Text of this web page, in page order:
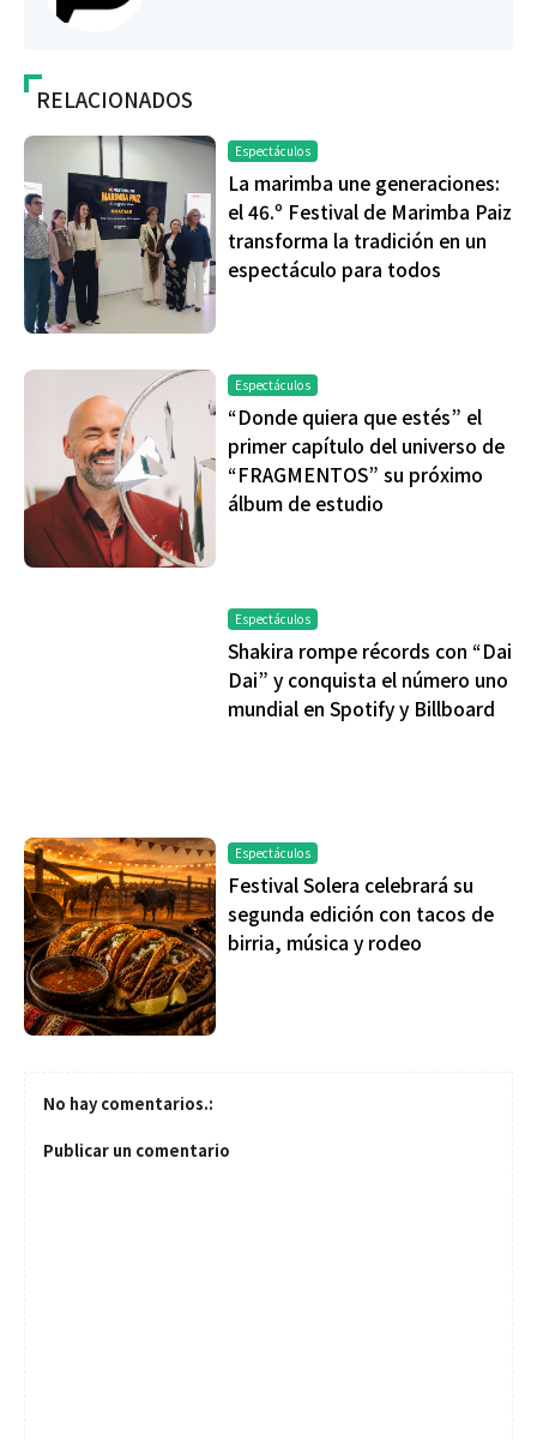
RELACIONADOS
Espectáculos
La marimba une generaciones:
el 46.º Festival de Marimba Paiz
transforma la tradición en un
espectáculo para todos
Espectáculos
“Donde quiera que estés” el
primer capítulo del universo de
“FRAGMENTOS” su próximo
álbum de estudio
Espectáculos
Shakira rompe récords con “Dai
Dai” y conquista el número uno
mundial en Spotify y Billboard
Espectáculos
Festival Solera celebrará su
segunda edición con tacos de
birria, música y rodeo
No hay comentarios.:
Publicar un comentario